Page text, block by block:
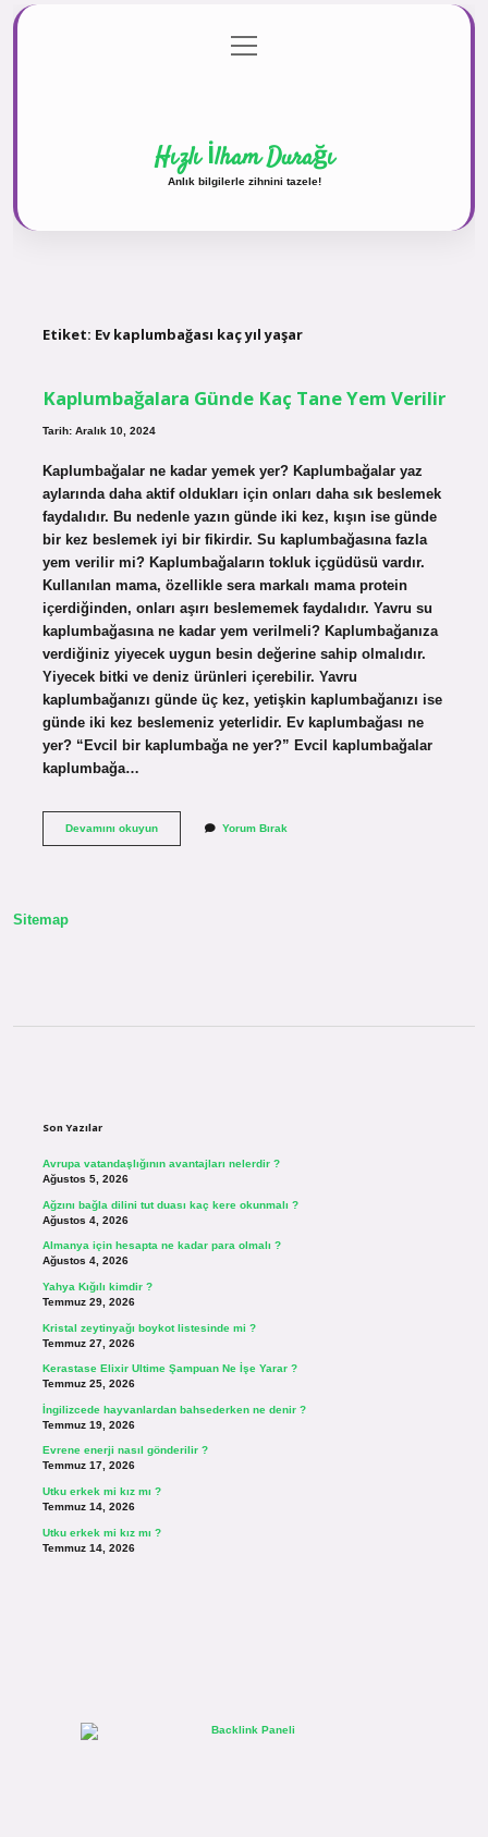
Gizlilik Politikası
menüyü
aç
Hızlı İlham Durağı
Anlık bilgilerle zihnini tazele!
Etiket: Ev kaplumbağası kaç yıl yaşar
Kaplumbağalara Günde Kaç Tane Yem Verilir
Tarih: Aralık 10, 2024
Kaplumbağalar ne kadar yemek yer? Kaplumbağalar yaz
aylarında daha aktif oldukları için onları daha sık beslemek
faydalıdır. Bu nedenle yazın günde iki kez, kışın ise günde
bir kez beslemek iyi bir fikirdir. Su kaplumbağasına fazla
yem verilir mi? Kaplumbağaların tokluk içgüdüsü vardır.
Kullanılan mama, özellikle sera markalı mama protein
içerdiğinden, onları aşırı beslememek faydalıdır. Yavru su
kaplumbağasına ne kadar yem verilmeli? Kaplumbağanıza
verdiğiniz yiyecek uygun besin değerine sahip olmalıdır.
Yiyecek bitki ve deniz ürünleri içerebilir. Yavru
kaplumbağanızı günde üç kez, yetişkin kaplumbağanızı ise
günde iki kez beslemeniz yeterlidir. Ev kaplumbağası ne
yer? “Evcil bir kaplumbağa ne yer?” Evcil kaplumbağalar
kaplumbağa…
Devamını okuyunKaplumbağalaraYorum Bırak
Sitemap
Son Yazılar
Avrupa vatandaşlığının avantajları nelerdir ?
Ağustos 5, 2026
Ağzını bağla dilini tut duası kaç kere okunmalı ?
Ağustos 4, 2026
Almanya için hesapta ne kadar para olmalı ?
Ağustos 4, 2026
Yahya Kığılı kimdir ?
Temmuz 29, 2026
Kristal zeytinyağı boykot listesinde mi ?
Temmuz 27, 2026
Kerastase Elixir Ultime Şampuan Ne İşe Yarar ?
Temmuz 25, 2026
İngilizcede hayvanlardan bahsederken ne denir ?
Temmuz 19, 2026
Evrene enerji nasıl gönderilir ?
Temmuz 17, 2026
Utku erkek mi kız mı ?
Temmuz 14, 2026
Utku erkek mi kız mı ?
Temmuz 14, 2026